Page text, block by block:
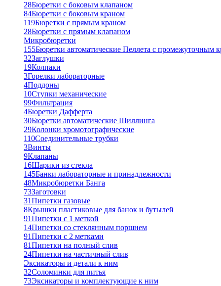
28Бюретки с боковым клапаном
84Бюретки с боковым краном
119Бюретки с прямым краном
28Бюретки с прямым клапаном
Микробюретки
155Бюретки автоматические Пеллета с промежуточным
32Заглушки
19Колпаки
3Горелки лабораторные
4Поддоны
10Ступки механические
99Фильтрация
4Бюретки Дафферта
30Бюретки автоматические Шиллинга
29Колонки хромотографические
110Соединительные трубки
3Винты
9Клапаны
16Шарики из стекла
145Банки лабораторные и принадлежности
48Микробюретки Банга
73Заготовки
31Пипетки газовые
8Крышки пластиковые для банок и бутылей
91Пипетки с 1 меткой
14Пипетки со стеклянным поршнем
91Пипетки с 2 метками
81Пипетки на полный слив
24Пипетки на частичный слив
Эксикаторы и детали к ним
32Соломинки для питья
73Эксикаторы и комплектующие к ним